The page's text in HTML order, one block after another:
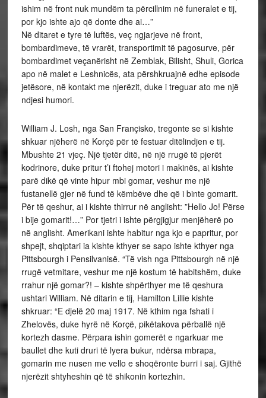
ishim në front nuk mundëm ta përcillnim në funeralet e tij,
por kjo ishte ajo që donte dhe ai…”
Në ditaret e tyre të luftës, veç ngjarjeve në front,
bombardimeve, të vrarët, transportimit të pagosurve, për
bombardimet veçanërisht në Zemblak, Bilisht, Shuli, Gorica
apo në malet e Leshnicës, ata përshkruajnë edhe episode
jetësore, në kontakt me njerëzit, duke i treguar ato me një
ndjesi humori.
William J. Losh, nga San Françisko, tregonte se si kishte
shkuar njëherë në Korçë për të festuar ditëlindjen e tij.
Mbushte 21 vjeç. Një tjetër ditë, në një rrugë të pjerët
kodrinore, duke pritur t’i ftohej motori i makinës, ai kishte
parë dikë që vinte hipur mbi gomar, veshur me një
fustanellë gjer në fund të këmbëve dhe që i binte gomarit.
Për të qeshur, ai i kishte thirrur në anglisht: ”Hello Jo! Përse
i bije gomarit!…” Por tjetri i ishte përgjigjur menjëherë po
në anglisht. Amerikani ishte habitur nga kjo e papritur, por
shpejt, shqiptari ia kishte kthyer se sapo ishte kthyer nga
Pittsbourgh i Pensilvanisë. “Të vish nga Pittsbourgh në një
rrugë vetmitare, veshur me një kostum të habitshëm, duke
rrahur një gomar?! – kishte shpërthyer me të qeshura
ushtari William. Në ditarin e tij, Hamilton Lillie kishte
shkruar: “E djelë 20 maj 1917. Në kthim nga fshati i
Zhelovës, duke hyrë në Korçë, pikëtakova përballë një
kortezh dasme. Përpara ishin gomerët e ngarkuar me
baullet dhe kuti druri të lyera bukur, ndërsa mbrapa,
gomarin me nusen me vello e shoqëronte burri i saj. Gjithë
njerëzit shtyheshin që të shikonin kortezhin.